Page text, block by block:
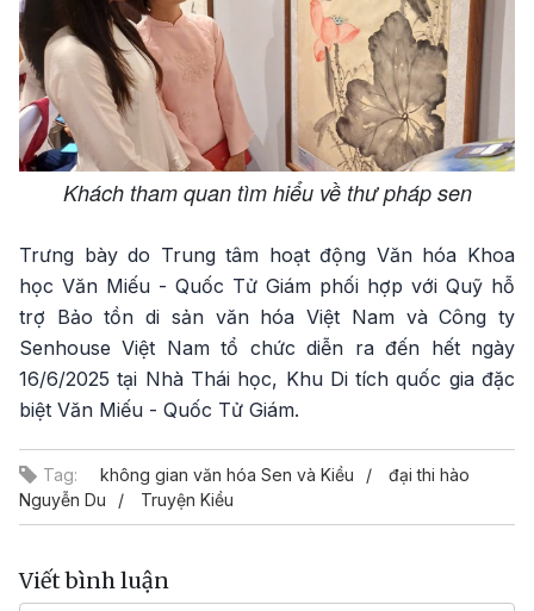
Khách tham quan tìm hiểu về thư pháp sen
Trưng bày do Trung tâm hoạt động Văn hóa Khoa
học Văn Miếu - Quốc Tử Giám phối hợp với Quỹ hỗ
trợ Bảo tồn di sản văn hóa Việt Nam và Công ty
Senhouse Việt Nam tổ chức diễn ra đến hết ngày
16/6/2025 tại Nhà Thái học, Khu Di tích quốc gia đặc
biệt Văn Miếu - Quốc Tử Giám.
Tag: không gian văn hóa Sen và Kiều
đại thi hào
Nguyễn Du
Truyện Kiều
Viết bình luận